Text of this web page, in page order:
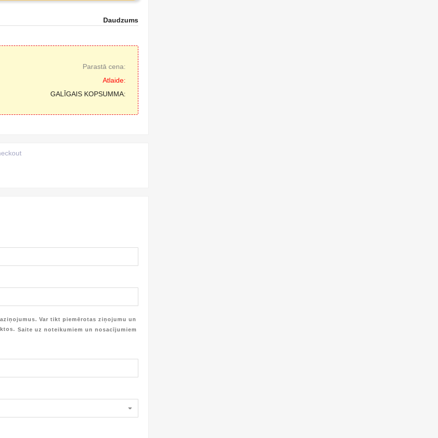
Daudzums
Parastā cena:
Atlaide:
GALĪGAIS KOPSUMMA:
Var tikt piemērotas ziņojumu un
Saite uz noteikumiem un nosacījumiem